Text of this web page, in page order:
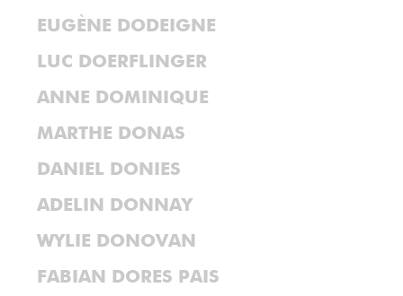
EUGÈNE DODEIGNE
LUC DOERFLINGER
ANNE DOMINIQUE
MARTHE DONAS
DANIEL DONIES
ADELIN DONNAY
WYLIE DONOVAN
FABIAN DORES PAIS